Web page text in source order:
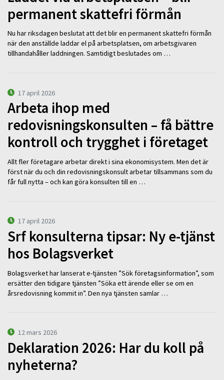
permanent skattefri förmån
Nu har riksdagen beslutat att det blir en permanent skattefri förmån
när den anställde laddar el på arbetsplatsen, om arbetsgivaren
tillhandahåller laddningen. Samtidigt beslutades om …
17 april 2026
Arbeta ihop med
redovisningskonsulten – få bättre
kontroll och trygghet i företaget
Allt fler företagare arbetar direkt i sina ekonomisystem. Men det är
först när du och din redovisningskonsult arbetar tillsammans som du
får full nytta – och kan göra konsulten till en …
17 april 2026
Srf konsulterna tipsar: Ny e-tjänst
hos Bolagsverket
Bolagsverket har lanserat e-tjänsten ”Sök företagsinformation”, som
ersätter den tidigare tjänsten ”Söka ett ärende eller se om en
årsredovisning kommit in”. Den nya tjänsten samlar …
12 mars 2026
Deklaration 2026: Har du koll på
nyheterna?